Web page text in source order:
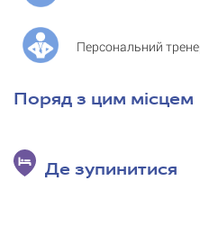
Персональний
Поряд з цим місцем
Де зупинитися